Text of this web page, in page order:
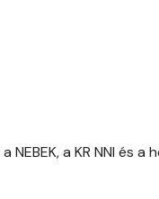
a KR NNI és a